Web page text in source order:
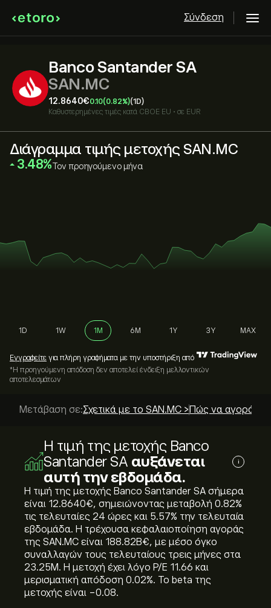
Σύνδεση
Banco Santander SA
SAN.MC
12.8640‎€‎0.10(0.82%)(1D)
Καθυστερημένες τιμές κατά CBOE EU • σε EUR
Διάγραμμα τιμής μετοχής SAN.MC
‎3.48‎ Τον προηγούμενο μήνα
1D 1W 1M 6M 1Y 3Y MAX
Εγγραφείτε για πλήρη γραφήματα με την υποστήριξη από
*Η προηγούμενη απόδοση δεν αποτελεί ένδειξη μελλοντικών
αποτελεσμάτων
Μετάβαση σε:Σχετικά με το SAN.MC > Πώς να
Η τιμή της μετοχής Banco
Santander SA αυξάνεται
αυτή την εβδομάδα.
i
Η τιμή της μετοχής Banco Santander SA σήμερα
είναι 12.8640‎€‎, σημειώνοντας μεταβολή ‎0.82‎%
τις τελευταίες 24 ώρες και ‎5.57‎% την τελευταία
εβδομάδα. Η τρέχουσα κεφαλαιοποίηση αγοράς
της SAN.MC είναι 188.82B‎€‎, με μέσο όγκο
συναλλαγών τους τελευταίους τρεις μήνες στα
23.25M. Η μετοχή έχει λόγο P/E 11.66 και
μερισματική απόδοση 0.02%. Το beta της
μετοχής είναι -0.08.